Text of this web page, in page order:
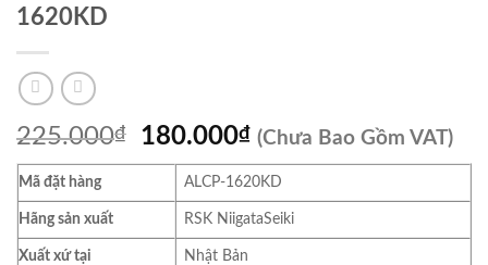
1620KD
225.000₫
Giá
gốc
225.000₫.
180.000₫Giá
hiện
tại
là:
180.000₫.
(Chưa Bao Gồm VAT)
Mã đặt hàng ALCP-1620KD
Hãng sản xuất RSK NiigataSeiki
Xuất xứ tại Nhật Bản